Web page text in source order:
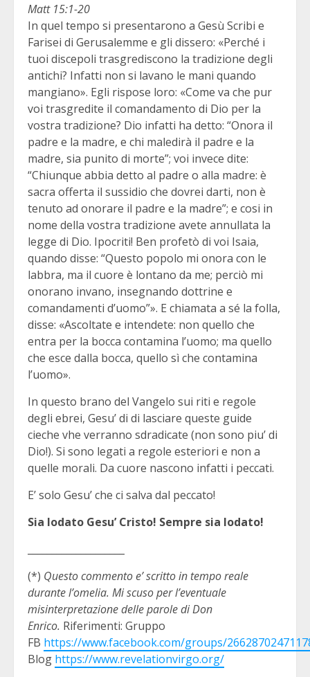
Matt 15:1-20
In quel tempo si presentarono a Gesù Scribi e
Farisei di Gerusalemme e gli dissero: «Perché i
tuoi discepoli trasgrediscono la tradizione degli
antichi? Infatti non si lavano le mani quando
mangiano». Egli rispose loro: «Come va che pur
voi trasgredite il comandamento di Dio per la
vostra tradizione? Dio infatti ha detto: “Onora il
padre e la madre, e chi maledirà il padre e la
madre, sia punito di morte”; voi invece dite:
“Chiunque abbia detto al padre o alla madre: è
sacra offerta il sussidio che dovrei darti, non è
tenuto ad onorare il padre e la madre”; e cosi in
nome della vostra tradizione avete annullata la
legge di Dio. Ipocriti! Ben profetò di voi Isaia,
quando disse: “Questo popolo mi onora con le
labbra, ma il cuore è lontano da me; perciò mi
onorano invano, insegnando dottrine e
comandamenti d’uomo”». E chiamata a sé la folla,
disse: «Ascoltate e intendete: non quello che
entra per la bocca contamina l’uomo; ma quello
che esce dalla bocca, quello sì che contamina
l’uomo».
In questo brano del Vangelo sui riti e regole
degli ebrei, Gesu’ di di lasciare queste guide
cieche vhe verranno sdradicate (non sono piu’ di
Dio!). Si sono legati a regole esteriori e non a
quelle morali. Da cuore nascono infatti i peccati.
E’ solo Gesu’ che ci salva dal peccato!
Sia lodato Gesu’ Cristo! Sempre sia lodato!
(*) Questo commento e’ scritto in tempo reale
durante l’omelia. Mi scuso per l’eventuale
misinterpretazione delle parole di Don
Enrico. Riferimenti: Gruppo
FB https://www.facebook.com/groups/
Blog https://www.revelationvirgo.org/